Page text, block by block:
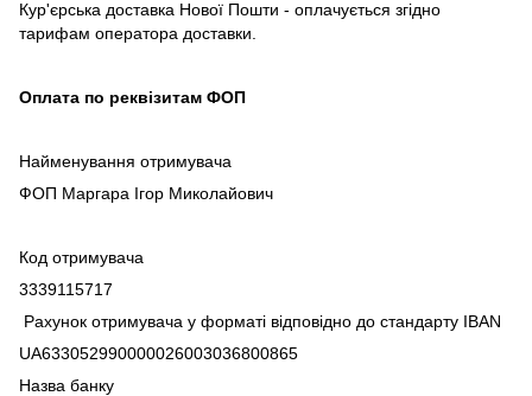
Кур'єрська доставка Нової Пошти - оплачується згідно
тарифам оператора доставки.
Оплата по реквізитам ФОП
Найменування отримувача
ФОП Маргара Ігор Миколайович
Код отримувача
3339115717
Рахунок отримувача у форматі відповідно до стандарту IBAN
UA633052990000026003036800865
Назва банку